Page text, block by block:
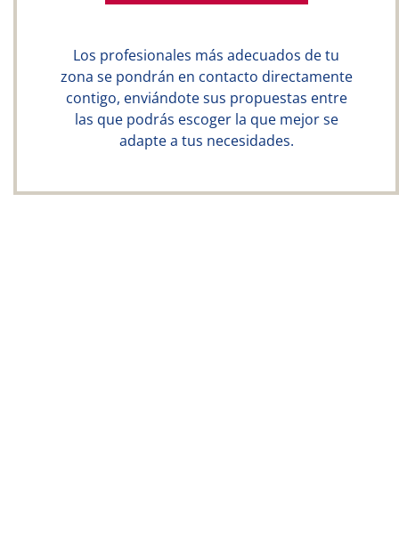
Los profesionales más adecuados de tu
zona se pondrán en contacto directamente
contigo, enviándote sus propuestas entre
las que podrás escoger la que mejor se
adapte a tus necesidades.